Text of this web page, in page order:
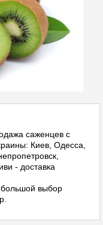
саженцев с
Киев, Одесса,
- доставка
выбор